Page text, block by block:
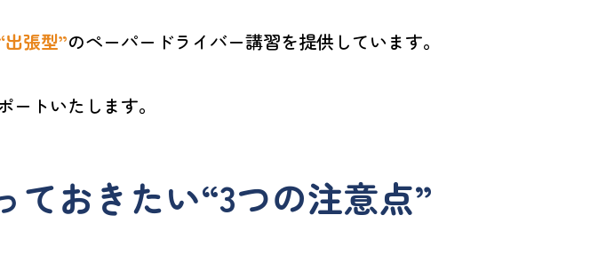
出張型”のペーパードライバー講習を提供しています。
トいたします。
ておきたい“3つの注意点”